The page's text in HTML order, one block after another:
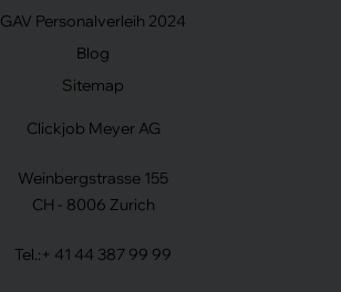
GAV Personalverleih 2024
Blog
Sitemap
Clickjob Meyer AG
Weinbergstrasse 155
CH - 8006 Zurich
Tel.: + 41 44 387 99 99